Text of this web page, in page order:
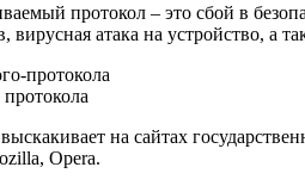
протокол – это сбой в
вирусная атака на устройство, а
на сайтах
Opera.